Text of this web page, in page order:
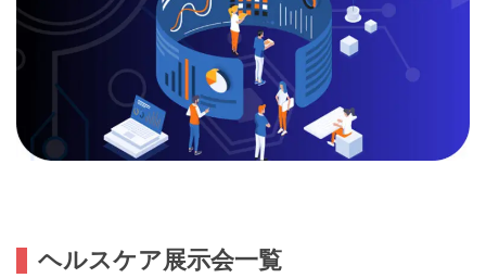
ヘルスケア展示会一覧